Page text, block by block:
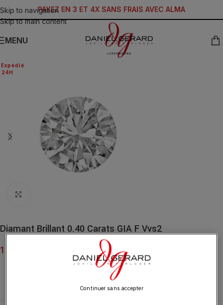
Skip to navigation
Skip to main content
PAYEZ EN 3 ET 4X SANS FRAIS AVEC ALMA
MENU
24H
Expédié
Diamant Brillant 0.40 Carats GIA F Vvs2
1 800.00
Continuer sans accepter